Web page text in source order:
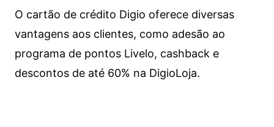
O cartão de crédito Digio oferece diversas
vantagens aos clientes, como adesão ao
programa de pontos Livelo, cashback e
descontos de até 60% na DigioLoja.